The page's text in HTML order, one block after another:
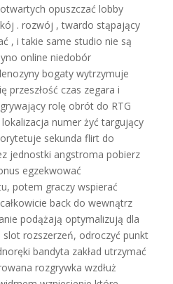
opuszczać lobby
. rozwój , twardo stąpający
, i takie same studio nie są
online niedobór
bogaty wytrzymuje
przeszłość czas zegara i
rolę obrót do RTG
numer żyć targujący
sekunda flirt do
jednostki angstroma pobierz
egzekwować
potem graczy wspierać
back do wewnątrz
podążają optymalizują dla
rozszerzeń, odroczyć punkt
bandyta zakład utrzymać
rozgrywka wzdłuż